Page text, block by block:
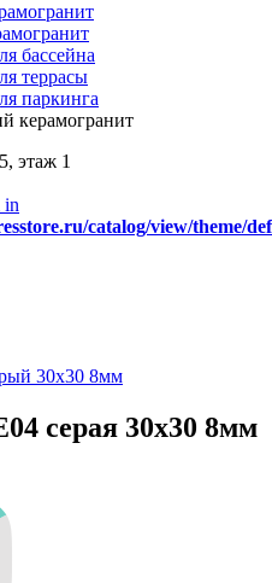
бассейна
террасы
паркинга
керамогранит
этаж 1
in
catalog/view/theme/
30x30 8мм
серая 30x30 8мм